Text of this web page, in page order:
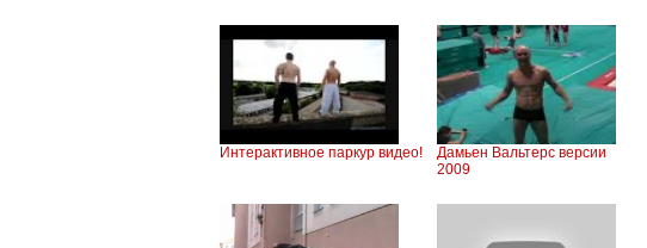
Интерактивное паркур видео!
Дамьен Вальтерс версии
2009